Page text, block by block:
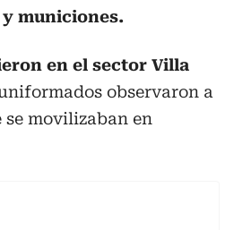
municiones.
en el sector Villa
observaron a
movilizaban en